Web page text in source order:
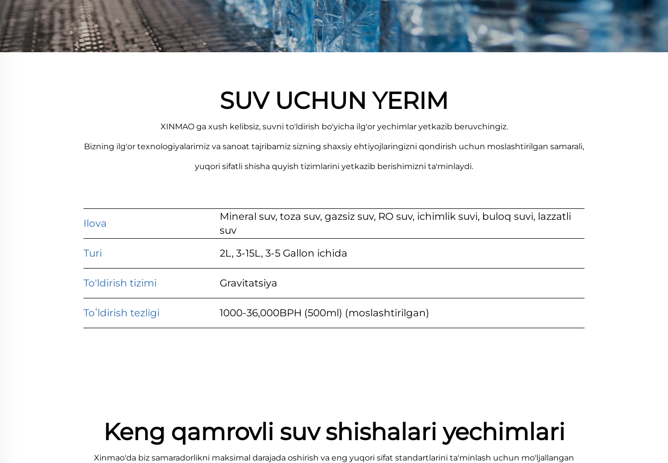
SUV UCHUN YERIM
XINMAO ga xush kelibsiz, suvni to'ldirish bo'yicha ilg'or yechimlar yetkazib beruvchingiz.
Bizning ilg'or texnologiyalarimiz va sanoat tajribamiz sizning shaxsiy ehtiyojlaringizni qondirish uchun moslashtirilgan samarali,
yuqori sifatli shisha quyish tizimlarini yetkazib berishimizni ta'minlaydi.
Ilova
Mineral suv, toza suv, gazsiz suv, RO suv, ichimlik suvi, buloq suvi, lazzatli
suv
Turi
2L, 3-15L, 3-5 Gallon ichida
To'ldirish tizimi Gravitatsiya
Toʻldirish tezligi 1000-36,000BPH (500ml) (moslashtirilgan)
Keng qamrovli suv shishalari yechimlari
Xinmao'da biz samaradorlikni maksimal darajada oshirish va eng yuqori sifat standartlarini ta'minlash uchun mo'ljallangan